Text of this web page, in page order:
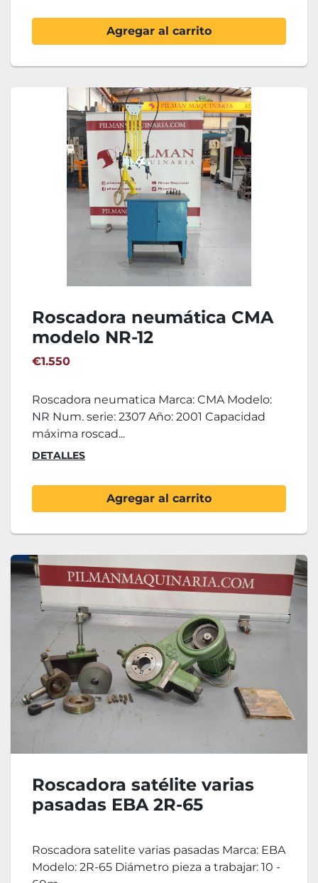
Agregar al carrito
Roscadora neumática CMA
modelo NR-12
€1.550
Roscadora neumatica Marca: CMA Modelo:
NR Num. serie: 2307 Año: 2001 Capacidad
máxima roscad...
DETALLES
Agregar al carrito
Roscadora satélite varias
pasadas EBA 2R-65
Roscadora satelite varias pasadas Marca: EBA
Modelo: 2R-65 Diámetro pieza a trabajar: 10 -